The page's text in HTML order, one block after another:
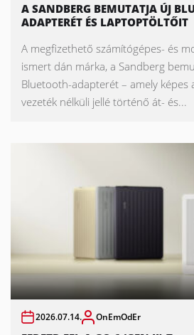
A SANDBERG BEMUTATJA ÚJ
ADAPTERÉT ÉS LAPTOPTÖLTŐIT
A megfizethető számítógépes- és
ismert dán márka, a Sandberg
Bluetooth-adapterét – amely képes
vezeték nélküli jellé történő át- és...
2026.07.14. OnEmOdEr